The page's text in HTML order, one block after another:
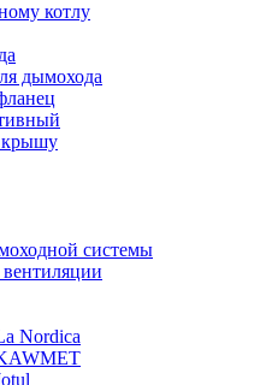
котлу
дымохода
крышу
системы
Nordica